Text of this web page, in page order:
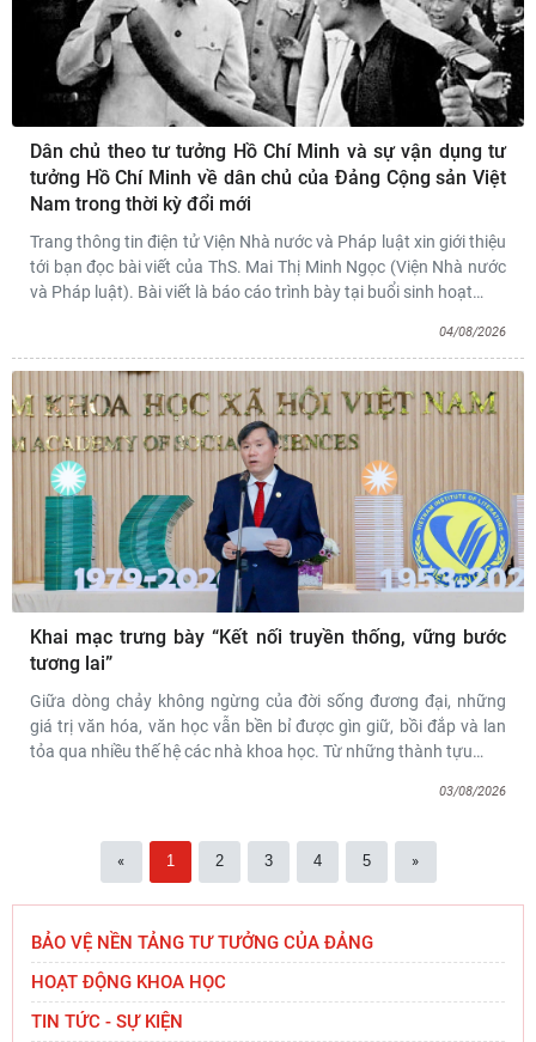
Dân chủ theo tư tưởng Hồ Chí Minh và sự vận dụng tư
tưởng Hồ Chí Minh về dân chủ của Đảng Cộng sản Việt
Nam trong thời kỳ đổi mới
Trang thông tin điện tử Viện Nhà nước và Pháp luật xin giới thiệu
tới bạn đọc bài viết của ThS. Mai Thị Minh Ngọc (Viện Nhà nước
và Pháp luật). Bài viết là báo cáo trình bày tại buổi sinh hoạt…
04/08/2026
Khai mạc trưng bày “Kết nối truyền thống, vững bước
tương lai”
Giữa dòng chảy không ngừng của đời sống đương đại, những
giá trị văn hóa, văn học vẫn bền bỉ được gìn giữ, bồi đắp và lan
tỏa qua nhiều thế hệ các nhà khoa học. Từ những thành tựu…
03/08/2026
« 1 2 3 4 5 »
BẢO VỆ NỀN TẢNG TƯ TƯỞNG CỦA ĐẢNG
HOẠT ĐỘNG KHOA HỌC
TIN TỨC - SỰ KIỆN
Viện Hàn lâm Khoa học xã hội Việt Nam mở
rộng hợp tác với Viện Nghiên cứu Phát triển
Công nghiệp và
Đoàn công tác Học viện Chính trị quốc gia Hồ Chí
Minh và Viện Hàn lâm Khoa học xã hội Việt Nam
chào